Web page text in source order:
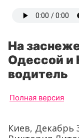
На
Одессой и
водитель
Полная версия
Киев, Декабрь